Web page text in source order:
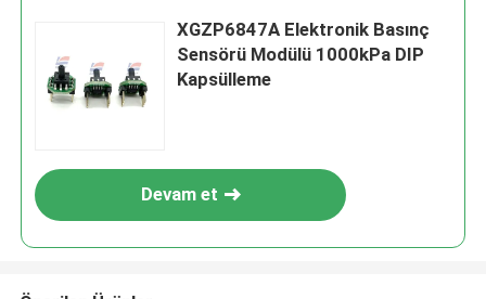
XGZP6847A Elektronik Basınç
Sensörü Modülü 1000kPa DIP
Kapsülleme
Devam et